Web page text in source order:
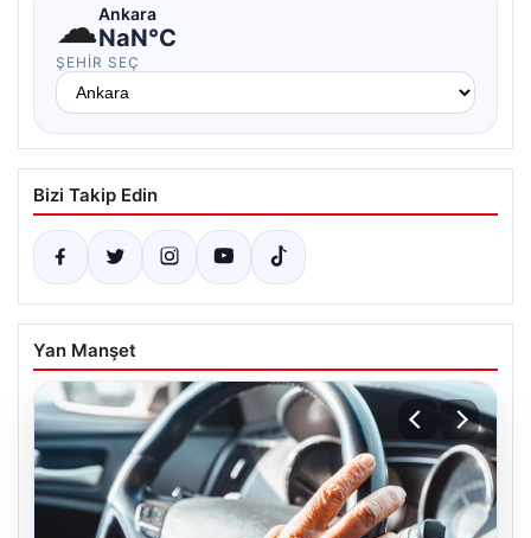
☁Ankara
NaN°C
ŞEHIR SEÇ
Bizi Takip Edin
Yan Manşet